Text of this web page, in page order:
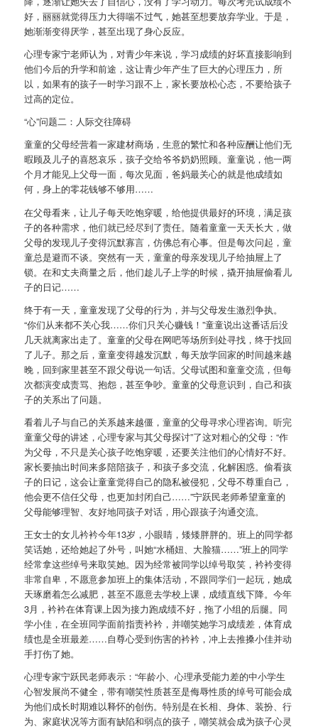
好，丽丽就觉得压力大得喘不过气，她甚至想要放弃学业。于是，
她渐渐变得厌学，甚至出现了身心反应。
心理专家宁老师认为，对青少年来说，学习成绩的好坏直接影响到
他们今后的升学和前途，这让青少年产生了巨大的心理压力，所
以，如果有的孩子一时学习跟不上，家长要放松心态，不要给孩子
过高的定位。
“心”问题二：人际交往障碍
童童的父母经营着一家建材商场，生意的繁忙和各种应酬让他们无
暇顾及儿子的喜怒哀乐，孩子交给爷爷奶奶照顾。童童说，他一两
个月才能见上父母一面，每次见面，爸妈最关心的就是他成绩如
何，身上的零花钱够不够用……
在父母看来，让儿子每天吃饱穿暖，给他提供最好的环境，满足孩
子的各种需求，他们就已经尽到了责任。随着童童一天天长大，做
父母的发现儿子变得沉默寡言，仿佛总有心事。但是每次问起，童
童总是避而不谈。突然有一天，童童的母亲发现儿子给抽屉上了
锁。在和丈夫商量之后，他们趁儿子上学的时候，撬开抽屉偷看儿
子的日记……
终于有一天，童童发现了父母的行为，并与父母发生激烈争执。
“你们从来都不关心我……你们只关心赚钱！”童童说出这番话后没
几天就离家出走了。童童的父母在网吧等场所到处寻找，终于找回
了儿子。那之后，童童变得越发沉默，每天放学回家的时间越来越
晚，回到家里甚至不跟父母说一句话。父母试图和童童交流，但每
次都演变成责骂、抱怨，甚至争吵。童童的父母意识到，自己和孩
子的关系出了问题。
看着儿子与自己的关系越来越僵，童童的父母寻求心理咨询。听完
童童父母的讲述，心理专家与其父母探讨”了这对粗心的父母：“作
为父母，不只是关心孩子吃饱穿暖，还要关注他们的心情好不好。
家长要抽出时间来多陪陪孩子，和孩子多交流，化解困惑。偷看孩
子的日记，这会让童童觉得自己的隐私被侵犯，父母不尊重自己，
他会更不信任父母，也更加封闭自己……”宁跃民老师希望童童的
父母能够理智、友好地同孩子对话，用心跟孩子沟通交流。
王女士的女儿衿衿今年13岁，小眼睛，矮矮胖胖的。班上的同学都
笑话她，还给她起了外号，叫她“水桶妞、大脸猫……”班上的同学
经常拿这些绰号来取笑她。因为经常被同学以绰号取笑，衿衿变得
非常自卑，不愿意参加班上的集体活动，不跟同学们一起玩，她成
天琢磨着怎么减肥，甚至不愿意去学校上课，成绩直线下降。今年
3月，衿衿在体育课上因为接力跑成绩不好，拖了小组的后腿。同
学小佳，在全班同学面前指责衿衿，并嘲笑她学习成绩差，体育成
绩也是全班最差……自尊心受到伤害的衿衿，冲上去推搡小佳并动
手打伤了她。
心理专家宁跃民老师表示：“年龄小、心理承受能力差的中小学生
心智发展尚不健全，带有嘲笑性质甚至是侮辱性质的绰号可能会成
为他们成长时期难以释怀的创伤。特别是在长相、身体、装扮、行
为、家庭状况等方面有缺陷和弱点的孩子，嘲笑就会成为孩子心灵